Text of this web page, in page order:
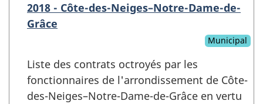
2018 - Côte-des-Neiges–Notre-Dame-de-
Grâce
Municipal
Liste des contrats octroyés par les
fonctionnaires de l'arrondissement de Côte-
des-Neiges–Notre-Dame-de-Grâce en vertu